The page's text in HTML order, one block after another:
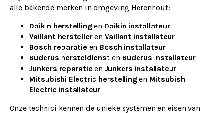
alle bekende merken in omgeving Herenhout:
Daikin herstelling en Daikin installateur
Vaillant hersteller en Vaillant installateur
Bosch reparatie en Bosch installateur
Buderus hersteldienst en Buderus installateur
Junkers reparatie en Junkers installateur
Mitsubishi Electric herstelling en Mitsubishi
Electric installateur
Onze technici kennen de unieke systemen en eisen van